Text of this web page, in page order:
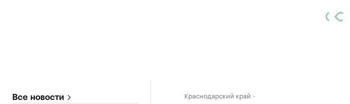
Все новости Краснодарский край